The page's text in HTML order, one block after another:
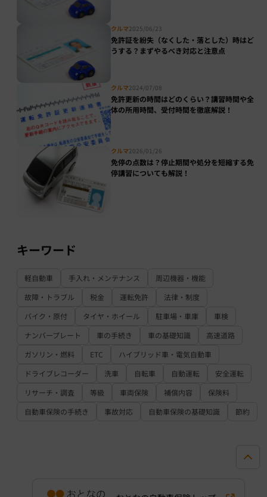
クルマ2025/06/23
免許証を紛失（なくした・落とした）時はど
うする？まずやるべき対応と注意点
クルマ2024/07/08
免許更新の時間はどのくらい？講習時間や全
体の所用時間、受付時間を徹底解説！
クルマ2026/01/26
免停の点数は？停止期間や処分を短縮する免
停講習についても解説！
キーワード
軽自動車 手入れ・メンテナンス
周辺機器・機能
故障・トラブル
税金 運転免許
法律・制度
バイク・原付
タイヤ・ホイール 駐車場・車庫
車検
ナンバープレート
車の手続き 車の基礎知識
高速道路
ガソリン・燃料
ETC
ハイブリッド車・電気自動車
ドライブレコーダー
洗車 自転車 自動運転
安全運転
リサーチ・調査
等級 車両保険 補償内容
保険料
自動車保険の手続き
事故対応 自動車保険の基礎知識 節約